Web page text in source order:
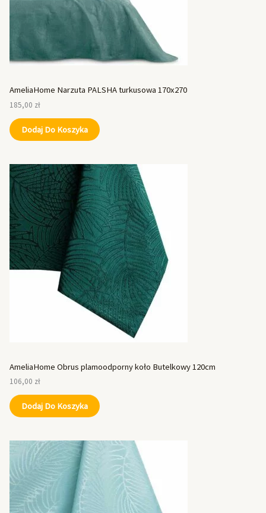
AmeliaHome Narzuta PALSHA turkusowa 170x270
185,00 zł
Dodaj Do Koszyka
AmeliaHome Obrus plamoodporny koło Butelkowy 120cm
106,00 zł
Dodaj Do Koszyka